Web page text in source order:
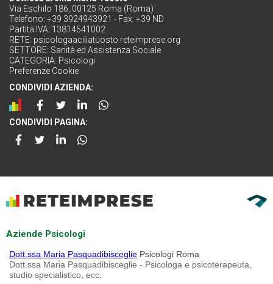
Via Eschilo 186, 00125 Roma (Roma)
Telefono: +39 3924943921 - Fax: +39 ND
Partita IVA: 13814541002
RETE: psicologaaciliatuosto.reteimprese.org
SETTORE: Sanità ed Assistenza Sociale
CATEGORIA: Psicologi
Preferenze Cookie
CONDIVIDI AZIENDA:
CONDIVIDI PAGINA:
Aziende Psicologi
Dott.ssa Maria Pasquadibisceglie Psicologi Roma
Dott.ssa Maria Pasquadibisceglie - Psicologa e psicoterapeuta,
studio specialistico, ecc.